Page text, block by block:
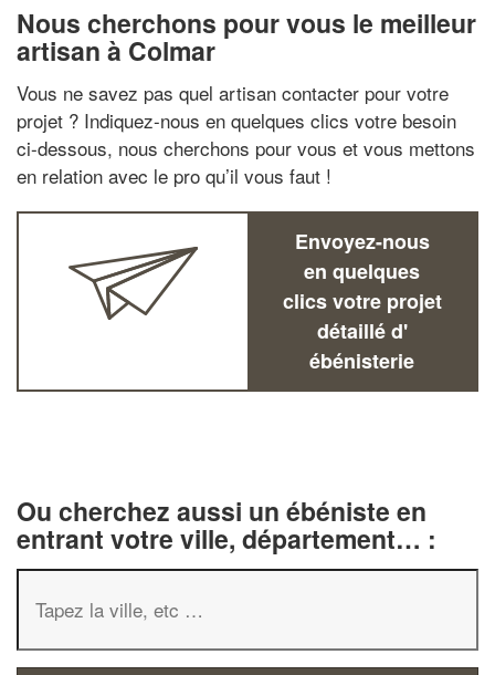
Nous cherchons pour vous le meilleur
artisan à Colmar
Vous ne savez pas quel artisan contacter pour votre
projet ? Indiquez-nous en quelques clics votre besoin
ci-dessous, nous cherchons pour vous et vous mettons
en relation avec le pro qu’il vous faut !
Envoyez-nous
en quelques
clics votre projet
détaillé d'
ébénisterie
Ou cherchez aussi un ébéniste en
entrant votre ville, département… :